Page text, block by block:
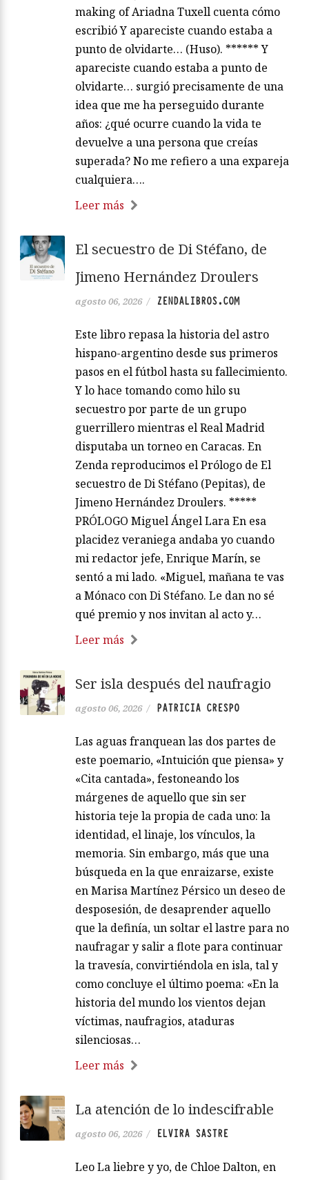
making of Ariadna Tuxell cuenta cómo
escribió Y apareciste cuando estaba a
punto de olvidarte… (Huso). ****** Y
apareciste cuando estaba a punto de
olvidarte… surgió precisamente de una
idea que me ha perseguido durante
años: ¿qué ocurre cuando la vida te
devuelve a una persona que creías
superada? No me refiero a una expareja
cualquiera….
Leer más
El secuestro de Di Stéfano, de
Jimeno Hernández Droulers
agosto 06, 2026 / ZENDALIBROS.COM
Este libro repasa la historia del astro
hispano-argentino desde sus primeros
pasos en el fútbol hasta su fallecimiento.
Y lo hace tomando como hilo su
secuestro por parte de un grupo
guerrillero mientras el Real Madrid
disputaba un torneo en Caracas. En
Zenda reproducimos el Prólogo de El
secuestro de Di Stéfano (Pepitas), de
Jimeno Hernández Droulers. *****
PRÓLOGO Miguel Ángel Lara En esa
placidez veraniega andaba yo cuando
mi redactor jefe, Enrique Marín, se
sentó a mi lado. «Miguel, mañana te vas
a Mónaco con Di Stéfano. Le dan no sé
qué premio y nos invitan al acto y…
Leer más
Ser isla después del naufragio
agosto 06, 2026 / PATRICIA CRESPO
Las aguas franquean las dos partes de
este poemario, «Intuición que piensa» y
«Cita cantada», festoneando los
márgenes de aquello que sin ser
historia teje la propia de cada uno: la
identidad, el linaje, los vínculos, la
memoria. Sin embargo, más que una
búsqueda en la que enraizarse, existe
en Marisa Martínez Pérsico un deseo de
desposesión, de desaprender aquello
que la definía, un soltar el lastre para no
naufragar y salir a flote para continuar
la travesía, convirtiéndola en isla, tal y
como concluye el último poema: «En la
historia del mundo los vientos dejan
víctimas, naufragios, ataduras
silenciosas…
Leer más
La atención de lo indescifrable
agosto 06, 2026 / ELVIRA SASTRE
Leo La liebre y yo, de Chloe Dalton, en